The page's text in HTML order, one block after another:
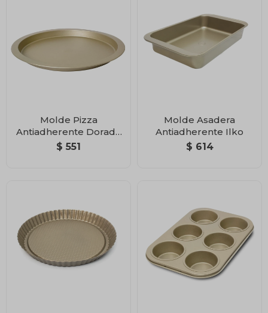
Molde Pizza
Antiadherente Dorado
Ilko
$ 551
Molde Asadera
Antiadherente Ilko
$ 614